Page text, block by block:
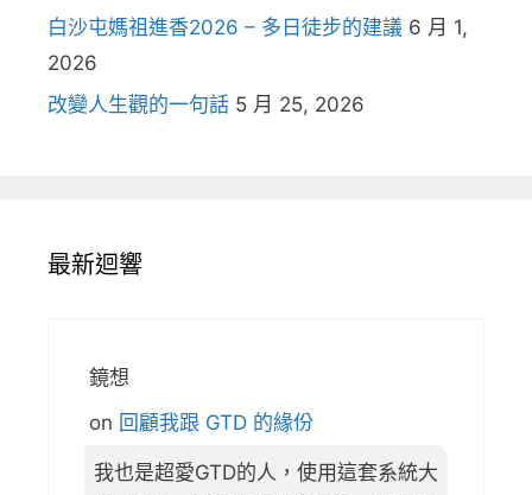
白沙屯媽祖進香2026 – 多日徒步的建議 6 月 1,
2026
改變人生觀的一句話 5 月 25, 2026
最新迴響
鏡想
on 回顧我跟 GTD 的緣份
我也是超愛GTD的人，使用這套系統大